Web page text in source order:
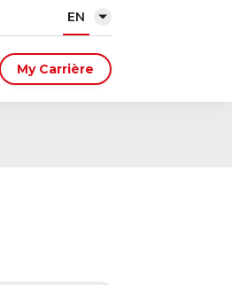
EN
My Carrière